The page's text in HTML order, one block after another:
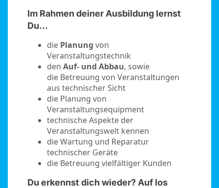
Im Rahmen deiner Ausbildung lernst
Du…
die Planung von
Veranstaltungstechnik
den Auf- und Abbau, sowie
die Betreuung von Veranstaltungen
aus technischer Sicht
die Planung von
Veranstaltungsequipment
technische Aspekte der
Veranstaltungswelt kennen
die Wartung und Reparatur
technischer Geräte
die Betreuung vielfältiger Kunden
Du erkennst dich wieder? Auf los